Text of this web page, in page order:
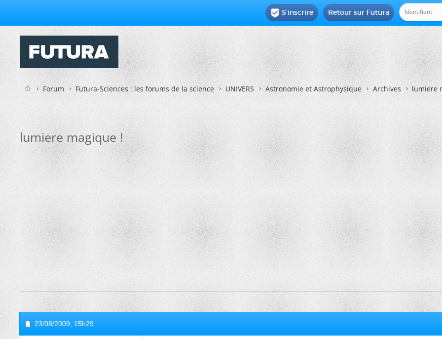
Retour sur Futura
 S'inscrire
Forum Futura-Sciences : les forums de la science UNIVERS Astronomie et Astrophysique Archives lumiere
lumiere magique !
23/08/2009, 15h29